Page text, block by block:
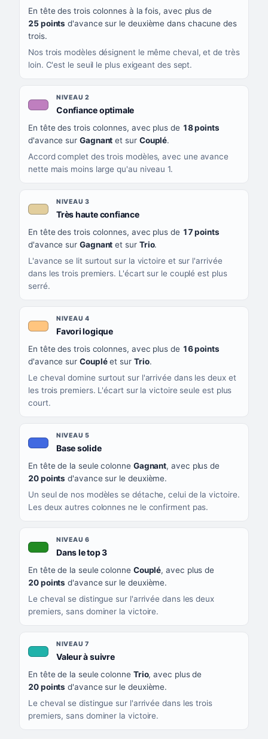
CE QUE CELA VOUS DIT
En tête des trois colonnes à la fois, avec plus de
25 points d'avance sur le deuxième dans chacune des
trois.
Nos trois modèles désignent le même cheval, et de très
loin. C'est le seuil le plus exigeant des sept.
NIVEAU 2
Confiance optimale, couleur mauve
En tête des trois colonnes, avec plus de 18 points
d'avance sur Gagnant et sur Couplé.
Accord complet des trois modèles, avec une avance
nette mais moins large qu'au niveau 1.
NIVEAU 3
Très haute confiance, couleur beige
En tête des trois colonnes, avec plus de 17 points
d'avance sur Gagnant et sur Trio.
L'avance se lit surtout sur la victoire et sur l'arrivée
dans les trois premiers. L'écart sur le couplé est plus
serré.
NIVEAU 4
Favori logique, couleur orange clair
En tête des trois colonnes, avec plus de 16 points
d'avance sur Coupléet sur Trio.
Le cheval domine surtout sur l'arrivée dans les deux et
les trois premiers. L'écart sur la victoire seule est plus
court.
NIVEAU 5
Base solide, couleur bleu roi
En tête de la seule colonne Gagnant, avec plus de
20 points d'avance sur le deuxième.
Un seul de nos modèles se détache, celui de la victoire.
Les deux autres colonnes ne le confirment pas.
NIVEAU 6
Dans le top 3, couleur verte
En tête de la seule colonne Couplé, avec plus de
20 points d'avance sur le deuxième.
Le cheval se distingue sur l'arrivée dans les deux
premiers, sans dominer la victoire.
NIVEAU 7
Valeur à suivre, couleur turquoise
En tête de la seule colonne Trio, avec plus de
20 points d'avance sur le deuxième.
Le cheval se distingue sur l'arrivée dans les trois
premiers, sans dominer la victoire.